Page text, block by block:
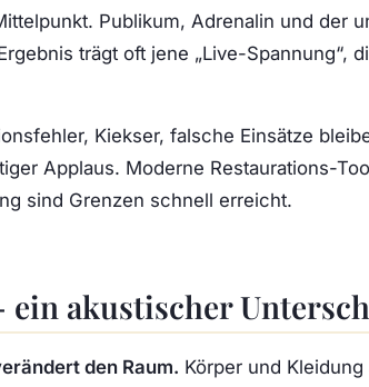
Publikum, Adrenalin und der
trägt oft jene „Live-Spannung“,
Kiekser, falsche Einsätze
Applaus. Moderne Restaurations-
sind Grenzen schnell erreicht.
ein akustischer
den Raum. Körper und